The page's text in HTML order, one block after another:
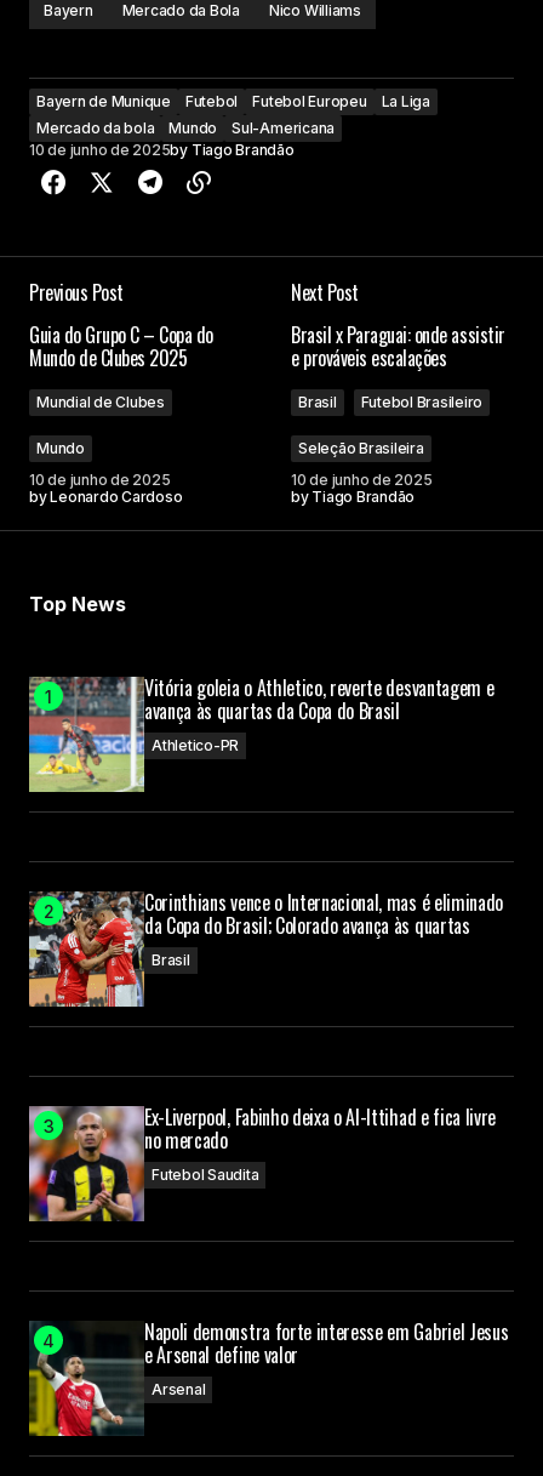
Bayern Mercado da Bola Nico Williams
Bayern de Munique Futebol Futebol Europeu
La Liga
Mercado da bola
Mundo
Sul-Americana
10 de junho de 2025by Tiago Brandão
Previous Post
Guia do Grupo C – Copa do
Mundo de Clubes 2025
Mundial de Clubes
Mundo
10 de junho de 2025
byLeonardo Cardoso
Next Post
Brasil x Paraguai: onde assistir
e prováveis escalações
Brasil Futebol Brasileiro
Seleção Brasileira
10 de junho de 2025
by Tiago Brandão
Top News
Vitória goleia o Athletico, reverte desvantagem e
avança às quartas da Copa do Brasil
Athletico-PR
Corinthians vence o Internacional, mas é eliminado
da Copa do Brasil; Colorado avança às quartas
Brasil
Ex-Liverpool, Fabinho deixa o Al-Ittihad e fica livre
no mercado
Futebol Saudita
Napoli demonstra forte interesse em Gabriel Jesus
e Arsenal define valor
Arsenal